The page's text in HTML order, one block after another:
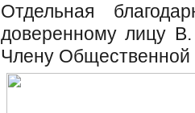
Отдельная
доверенному лицу
Члену